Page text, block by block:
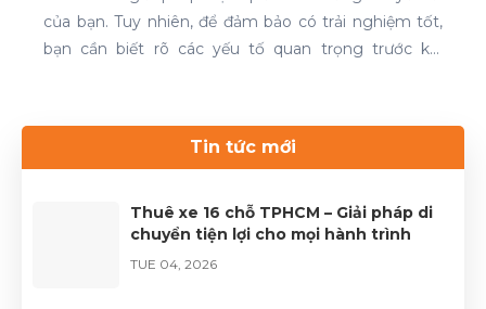
của bạn. Tuy nhiên, để đảm bảo có trải nghiệm tốt,
bạn cần biết rõ các yếu tố quan trọng trước khi
dịch vụ thuê xe uy tín, hãy liên hệ với Thuê xe Phong
Cảnh để được phục vụ tốt nhất.Liên hệ 0899 78
Tin tức mới
Thuê xe 16 chỗ TPHCM – Giải pháp di
chuyển tiện lợi cho mọi hành trình
TUE 04, 2026